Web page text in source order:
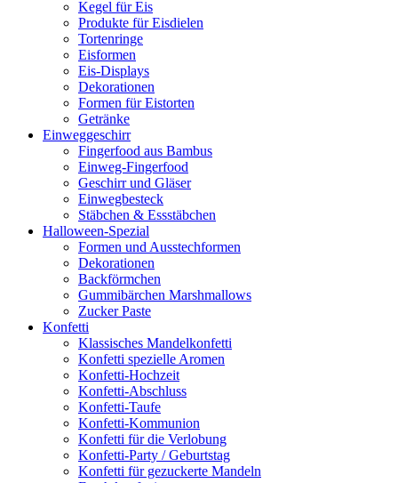
Kegel für Eis
Produkte für Eisdielen
Tortenringe
Eisformen
Eis-Displays
Dekorationen
Formen für Eistorten
Getränke
Einweggeschirr
Fingerfood aus Bambus
Einweg-Fingerfood
Geschirr und Gläser
Einwegbesteck
Stäbchen & Essstäbchen
Halloween-Spezial
Formen und Ausstechformen
Dekorationen
Backförmchen
Gummibärchen Marshmallows
Zucker Paste
Konfetti
Klassisches Mandelkonfetti
Konfetti spezielle Aromen
Konfetti-Hochzeit
Konfetti-Abschluss
Konfetti-Taufe
Konfetti-Kommunion
Konfetti für die Verlobung
Konfetti-Party / Geburtstag
Konfetti für gezuckerte Mandeln